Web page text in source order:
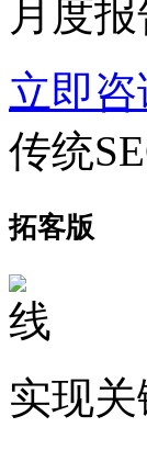
月度
立即咨
传统
拓客版
实现